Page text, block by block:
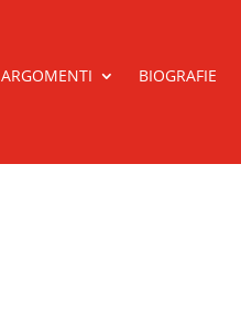
ARGOMENTI BIOGRAFIE